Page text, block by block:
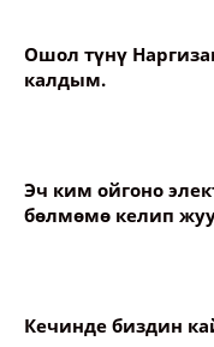
Ошол түнү
калдым.
Эч ким ойгоно
бөлмөмө келип
Кечинде биздин